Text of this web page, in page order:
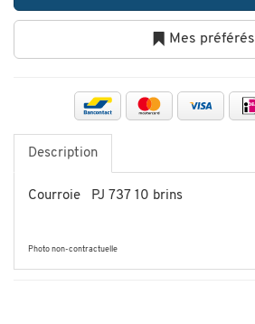
Mes préférés
Description
Courroie PJ 737 10 brins
Photo non-contractuelle